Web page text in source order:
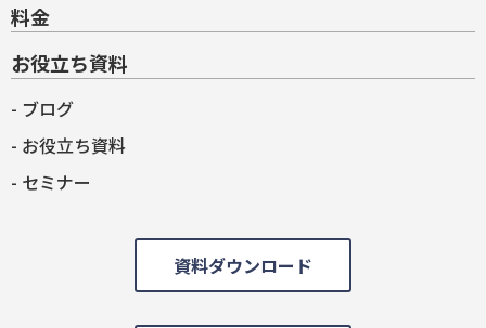
料金
お役立ち資料
ブログ
お役立ち資料
セミナー
資料ダウンロード